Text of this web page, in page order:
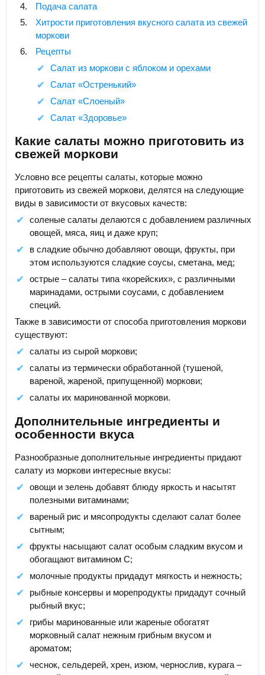
Подача салата
Хитрости приготовления вкусного салата из свежей
моркови
Рецепты
Салат из моркови с яблоком и орехами
Салат «Остренький»
Салат «Слоеный»
Салат «Здоровье»
Какие салаты можно приготовить из
свежей моркови
Условно все рецепты салаты, которые можно
приготовить из свежей моркови, делятся на следующие
виды в зависимости от вкусовых качеств:
соленые салаты делаются с добавлением различных
овощей, мяса, яиц и даже круп;
в сладкие обычно добавляют овощи, фрукты, при
этом используются сладкие соусы, сметана, мед;
острые – салаты типа «корейских», с различными
маринадами, острыми соусами, с добавлением
специй.
Также в зависимости от способа приготовления моркови
существуют:
салаты из сырой моркови;
салаты из термически обработанной (тушеной,
вареной, жареной, припущенной) моркови;
салаты их маринованной моркови.
Дополнительные ингредиенты и
особенности вкуса
Разнообразные дополнительные ингредиенты придают
салату из моркови интересные вкусы:
овощи и зелень добавят блюду яркость и насытят
полезными витаминами;
вареный рис и мясопродукты сделают салат более
сытным;
фрукты насыщают салат особым сладким вкусом и
обогащают витамином С;
молочные продукты придадут мягкость и нежность;
рыбные консервы и морепродукты придадут сочный
рыбный вкус;
грибы маринованные или жареные обогатят
морковный салат нежным грибным вкусом и
ароматом;
чеснок, сельдерей, хрен, изюм, чернослив, курага –